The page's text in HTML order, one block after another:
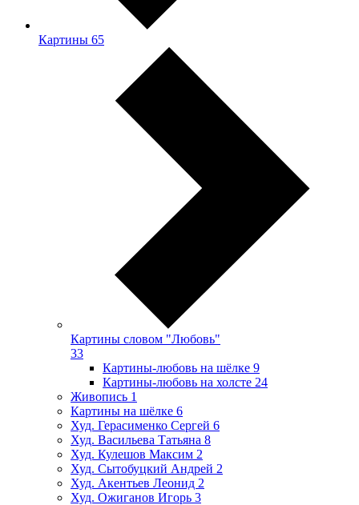
Картины 65
Картины словом "Любовь"
33
Картины-любовь на шёлке 9
Картины-любовь на холсте 24
Живопись 1
Картины на шёлке 6
Худ. Герасименко Сергей 6
Худ. Васильева Татьяна 8
Худ. Кулешов Максим 2
Худ. Сытобуцкий Андрей 2
Худ. Акентьев Леонид 2
Худ. Ожиганов Игорь 3